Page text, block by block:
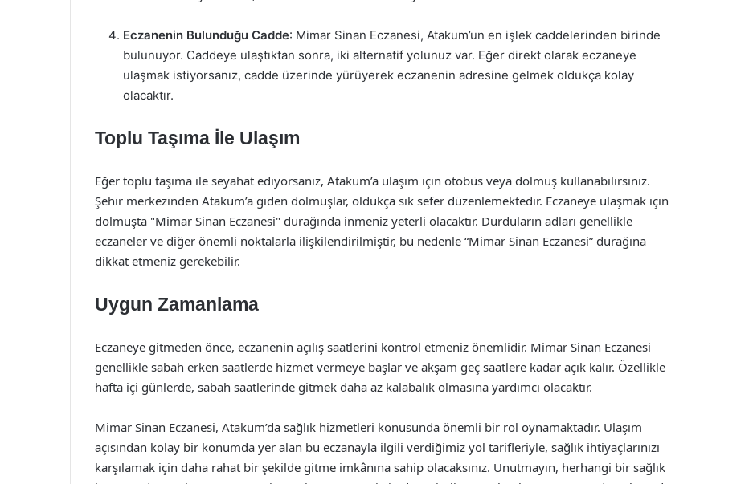
Eczanenin Bulunduğu Cadde: Mimar Sinan Eczanesi, Atakum’un en işlek caddelerinden birinde
bulunuyor. Caddeye ulaştıktan sonra, iki alternatif yolunuz var. Eğer direkt olarak eczaneye
ulaşmak istiyorsanız, cadde üzerinde yürüyerek eczanenin adresine gelmek oldukça kolay
olacaktır.
Toplu Taşıma İle Ulaşım
Eğer toplu taşıma ile seyahat ediyorsanız, Atakum’a ulaşım için otobüs veya dolmuş kullanabilirsiniz.
Şehir merkezinden Atakum’a giden dolmuşlar, oldukça sık sefer düzenlemektedir. Eczaneye ulaşmak için
dolmuşta "Mimar Sinan Eczanesi" durağında inmeniz yeterli olacaktır. Durduların adları genellikle
eczaneler ve diğer önemli noktalarla ilişkilendirilmiştir, bu nedenle “Mimar Sinan Eczanesi” durağına
dikkat etmeniz gerekebilir.
Uygun Zamanlama
Eczaneye gitmeden önce, eczanenin açılış saatlerini kontrol etmeniz önemlidir. Mimar Sinan Eczanesi
genellikle sabah erken saatlerde hizmet vermeye başlar ve akşam geç saatlere kadar açık kalır. Özellikle
hafta içi günlerde, sabah saatlerinde gitmek daha az kalabalık olmasına yardımcı olacaktır.
Mimar Sinan Eczanesi, Atakum’da sağlık hizmetleri konusunda önemli bir rol oynamaktadır. Ulaşım
açısından kolay bir konumda yer alan bu eczanayla ilgili verdiğimiz yol tarifleriyle, sağlık ihtiyaçlarınızı
karşılamak için daha rahat bir şekilde gitme imkânına sahip olacaksınız. Unutmayın, herhangi bir sağlık